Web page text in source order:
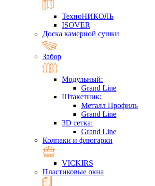
ТехноНИКОЛЬ
ISOVER
Доска камерной сушки
Забор
Модульный:
Grand Line
Штакетник:
Металл Профиль
Grand Line
3D сетка:
Grand Line
Колпаки и флюгарки
VICKIRS
Пластиковые окна